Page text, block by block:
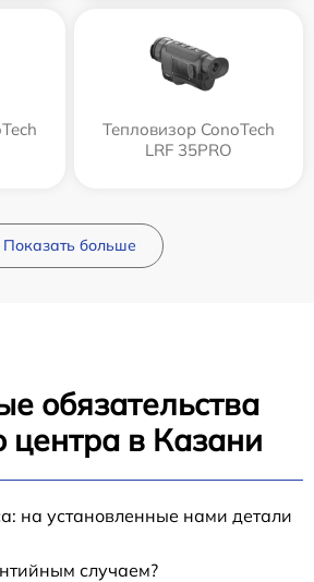
Тепловизор ConoTech
LRF 35PRO
Показать больше
обязательства
центра в Казани
на установленные нами детали
случаем?